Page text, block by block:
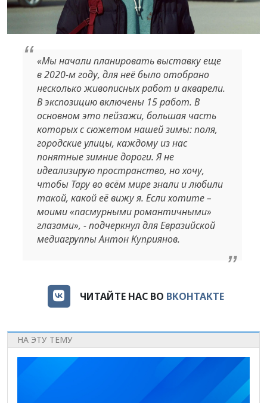
«Мы начали планировать выставку еще
в 2020-м году, для неё было отобрано
несколько живописных работ и акварели.
В экспозицию включены 15 работ. В
основном это пейзажи, большая часть
которых с сюжетом нашей зимы: поля,
городские улицы, каждому из нас
понятные зимние дороги. Я не
идеализирую пространство, но хочу,
чтобы Тару во всём мире знали и любили
такой, какой её вижу я. Если хотите –
моими «пасмурными романтичными»
глазами», - подчеркнул для Евразийской
медиагруппы Антон Куприянов.
ЧИТАЙТЕ НАС ВО ВКОНТАКТЕ
НА ЭТУ ТЕМУ